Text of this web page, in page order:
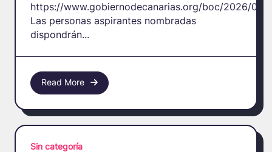
https://www.gobiernodecanarias.org/boc/2026/
Las personas aspirantes nombradas
dispondrán...
Read More
Sin categoría